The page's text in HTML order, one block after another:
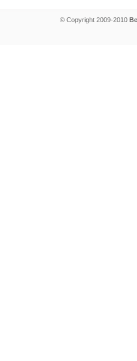
© Copyright 2009-2010